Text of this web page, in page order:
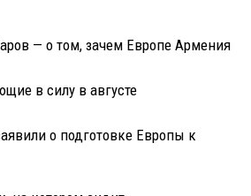
— о том, зачем Европе Армения
в силу в августе
о подготовке Европы к